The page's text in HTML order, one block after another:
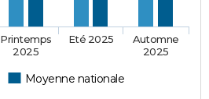
Moyenne nationale
Printemps
2025
Eté 2025
Automne
2025